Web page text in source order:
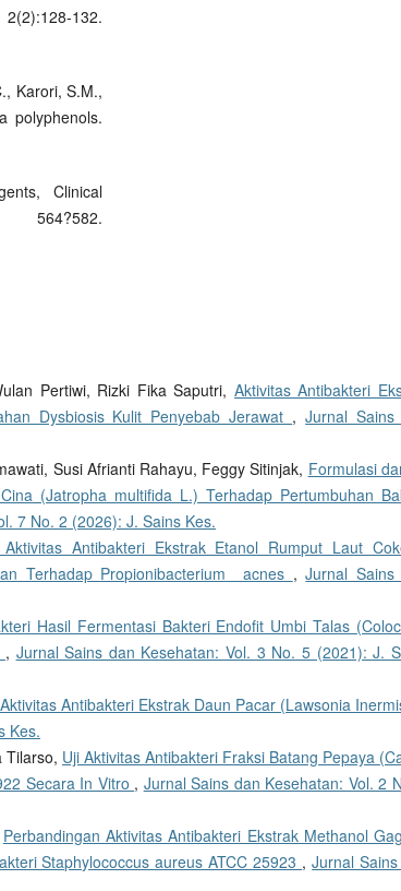
132.
Karori, S.M.,
polyphenols.
Clinical
Pertiwi, Rizki Fika Saputri, Aktivitas Antibakteri
Dysbiosis Kulit Penyebab Jerawat ,Jurnal Sains
Susi Afrianti Rahayu, Feggy Sitinjak, Formulasi
(Jatropha multifida L.) Terhadap Pertumbuhan
7 No. 2 (2026): J. Sains Kes.
Antibakteri Ekstrak Etanol Rumput Laut
Terhadap Propionibacterium acnes ,Jurnal Sains
Hasil Fermentasi Bakteri Endofit Umbi Talas
, Jurnal Sains dan Kesehatan: Vol. 3 No. 5 (2021): J.
Aktivitas Antibakteri Ekstrak Daun Pacar (Lawsonia
Kes.
Tilarso, Uji Aktivitas Antibakteri Fraksi Batang Pepaya
Secara In Vitro , Jurnal Sains dan Kesehatan: Vol. 2
Perbandingan Aktivitas Antibakteri Ekstrak Methanol
Staphylococcus aureus ATCC 25923 ,Jurnal